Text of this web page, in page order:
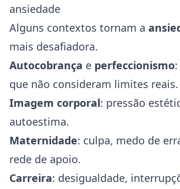
ansiedade
Alguns contextos tornam a
mais desafiadora.
Autocobrança e perfeccionismo
que não consideram limites reais.
Imagem corporal: pressão
autoestima.
Maternidade: culpa, medo de
rede de apoio.
Carreira: desigualdade,